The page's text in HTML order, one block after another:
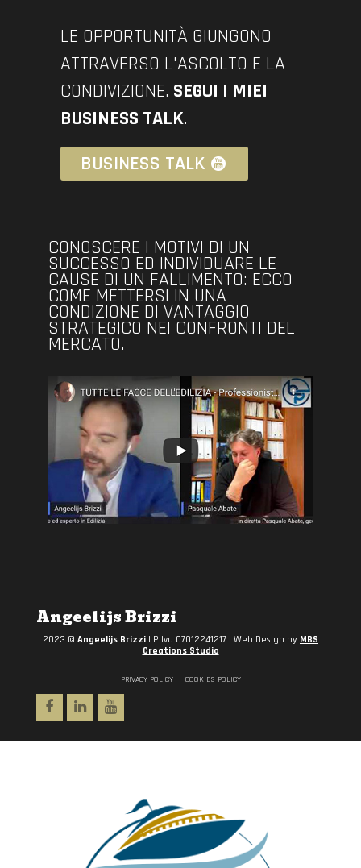
LE OPPORTUNITÀ GIUNGONO
ATTRAVERSO L'ASCOLTO E LA
CONDIVIZIONE. SEGUI I MIEI
BUSINESS TALK.
BUSINESS TALK
CONOSCERE I MOTIVI DI UN
SUCCESSO ED INDIVIDUARE LE
CAUSE DI UN FALLIMENTO: ECCO
COME METTERSI IN UNA
CONDIZIONE DI VANTAGGIO
STRATEGICO NEI CONFRONTI DEL
MERCATO.
Angeelijs Brizzi
2023 © Angeelijs Brizzi | P.Iva 07012241217 | Web Design by MBS
Creations Studio
PRIVACY POLICY COOKIES POLICY
Facebook
Linkedin